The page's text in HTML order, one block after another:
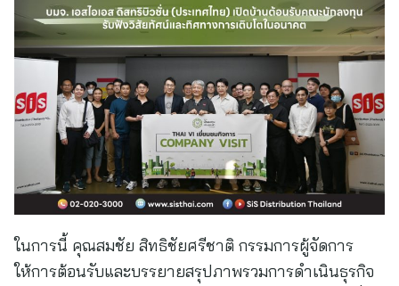
ในการนี้ คุณสมชัย สิทธิชัยศรีชาติ กรรมการผู้จัดการ
ให้การต้อนรับและบรรยายสรุปภาพรวมการดำเนินธุรกิจ